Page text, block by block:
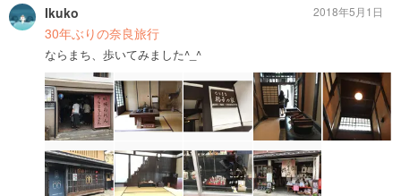
Ikuko
30年ぶりの奈良旅行
ならまち、歩いてみました^_^
2018年5月1日